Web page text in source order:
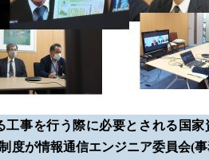
事を行う際に必要とされる国家
度が情報通信エンジニア委員会(